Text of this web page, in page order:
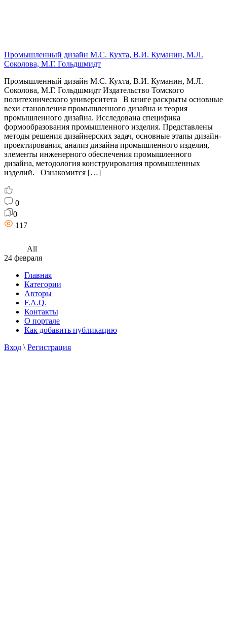
Промышленный дизайн М.С. Кухта, В.И. Куманин, М.Л.
Соколова, М.Г. Гольдшмидт
Промышленный дизайн М.С. Кухта, В.И. Куманин, М.Л.
Соколова, М.Г. Гольдшмидт Издательство Томского
политехнического университета В книге раскрыты основные
вехи становления промышленного дизайна и теория
промышленного дизайна. Исследована специфика
формообразования промышленного изделия. Представлены
методы решения дизайнерских задач, основные этапы дизайн-
проектирования, анализ дизайна промышленного изделия,
элементы инженерного обеспечения промышленного
дизайна, методология конструирования промышленных
изделий. Ознакомится […]
0
0
117
All
24 февраля
Главная
Категории
Авторы
F.A.Q.
Контакты
О портале
Как добавить публикацию
Вход \ Регистрация